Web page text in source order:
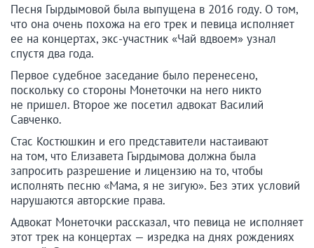
Песня Гырдымовой была выпущена в 2016 году. О том,
что она очень похожа на его трек и певица исполняет
ее на концертах, экс-участник «Чай вдвоем» узнал
спустя два года.
Первое судебное заседание было перенесено,
поскольку со стороны Монеточки на него никто
не пришел. Второе же посетил адвокат Василий
Савченко.
Стас Костюшкин и его представители настаивают
на том, что Елизавета Гырдымова должна была
запросить разрешение и лицензию на то, чтобы
исполнять песню «Мама, я не зигую». Без этих условий
нарушаются авторские права.
Адвокат Монеточки рассказал, что певица не исполняет
этот трек на концертах — изредка на днях рождениях